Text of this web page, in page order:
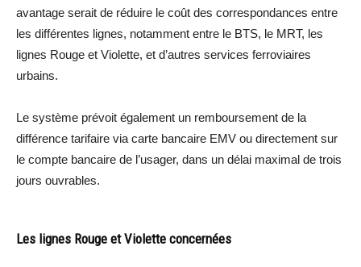
avantage serait de réduire le coût des correspondances entre
les différentes lignes, notamment entre le BTS, le MRT, les
lignes Rouge et Violette, et d’autres services ferroviaires
urbains.
Le système prévoit également un remboursement de la
différence tarifaire via carte bancaire EMV ou directement sur
le compte bancaire de l’usager, dans un délai maximal de trois
jours ouvrables.
Les lignes Rouge et Violette concernées